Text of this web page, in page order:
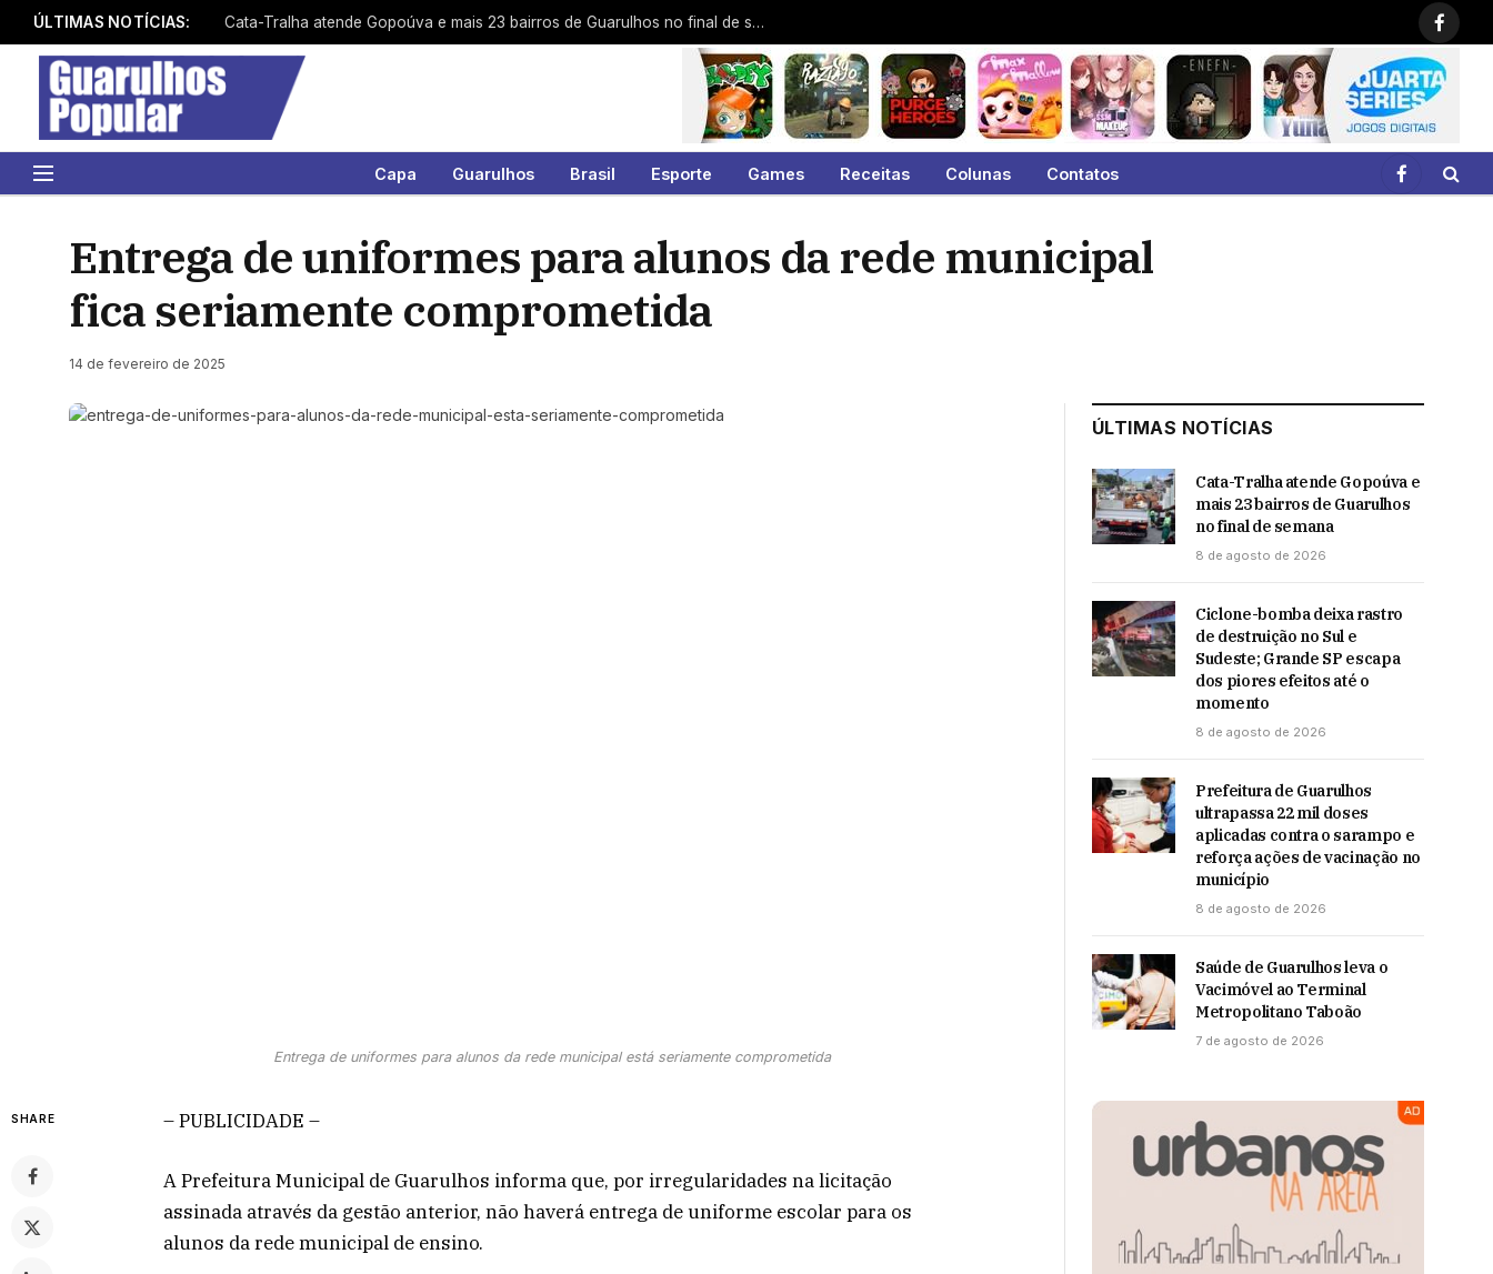
ÚLTIMAS NOTÍCIAS: Cata-Tralha atende Gopoúva e mais 23 bairros de Guarulhos no final de semana
Capa Guarulhos Brasil Esporte Games Receitas Colunas Contatos
Facebook
Entrega de uniformes para alunos da rede municipal
fica seriamente comprometida
14 de fevereiro de 2025
Entrega de uniformes para alunos da rede municipal está seriamente comprometida
SHARE – PUBLICIDADE –
A Prefeitura Municipal de Guarulhos informa que, por irregularidades na licitação
assinada através da gestão anterior, não haverá entrega de uniforme escolar para os
alunos da rede municipal de ensino.
ÚLTIMAS NOTÍCIAS
Cata-Tralha atende Gopoúva e
mais 23 bairros de Guarulhos
no final de semana
8 de agosto de 2026
Ciclone-bomba deixa rastro
de destruição no Sul e
Sudeste; Grande SP escapa
dos piores efeitos até o
momento
8 de agosto de 2026
Prefeitura de Guarulhos
ultrapassa 22 mil doses
aplicadas contra o sarampo e
reforça ações de vacinação no
município
8 de agosto de 2026
Saúde de Guarulhos leva o
Vacimóvel ao Terminal
Metropolitano Taboão
7 de agosto de 2026